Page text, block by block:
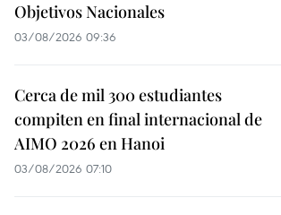
Objetivos Nacionales
03/08/2026 09:36
Cerca de mil 300 estudiantes
compiten en final internacional de
AIMO 2026 en Hanoi
03/08/2026 07:10